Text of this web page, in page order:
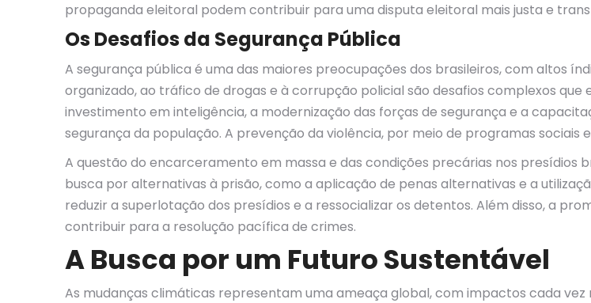
propaganda eleitoral podem contribuir para uma disputa eleitoral mais justa e
Os Desafios da Segurança Pública
A segurança pública é uma das maiores preocupações dos brasileiros, com altos
organizado, ao tráfico de drogas e à corrupção policial são desafios complexos
investimento em inteligência, a modernização das forças de segurança e a
segurança da população. A prevenção da violência, por meio de programas
A questão do encarceramento em massa e das condições precárias nos presídios
busca por alternativas à prisão, como a aplicação de penas alternativas e a
reduzir a superlotação dos presídios e a ressocializar os detentos. Além disso, a
contribuir para a resolução pacífica de crimes.
A Busca por um Futuro Sustentável
As mudanças climáticas representam uma ameaça global, com impactos cada vez